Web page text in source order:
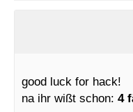
good luck for hack!
na ihr wißt schon: 4